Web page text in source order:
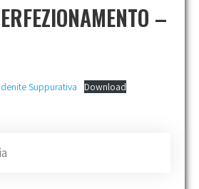
–
Suppurativa Download